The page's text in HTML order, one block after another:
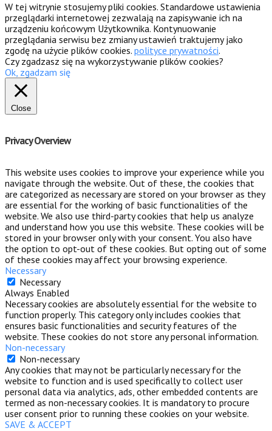
W tej witrynie stosujemy pliki cookies. Standardowe ustawienia
przeglądarki internetowej zezwalają na zapisywanie ich na
urządzeniu końcowym Użytkownika. Kontynuowanie
przeglądania serwisu bez zmiany ustawień traktujemy jako
zgodę na użycie plików cookies. polityce prywatności.
Czy zgadzasz się na wykorzystywanie plików cookies?
Ok, zgadzam się
Close
Privacy Overview
This website uses cookies to improve your experience while you
navigate through the website. Out of these, the cookies that
are categorized as necessary are stored on your browser as they
are essential for the working of basic functionalities of the
website. We also use third-party cookies that help us analyze
and understand how you use this website. These cookies will be
stored in your browser only with your consent. You also have
the option to opt-out of these cookies. But opting out of some
of these cookies may affect your browsing experience.
Necessary
Necessary
Always Enabled
Necessary cookies are absolutely essential for the website to
function properly. This category only includes cookies that
ensures basic functionalities and security features of the
website. These cookies do not store any personal information.
Non-necessary
Non-necessary
Any cookies that may not be particularly necessary for the
website to function and is used specifically to collect user
personal data via analytics, ads, other embedded contents are
termed as non-necessary cookies. It is mandatory to procure
user consent prior to running these cookies on your website.
SAVE & ACCEPT